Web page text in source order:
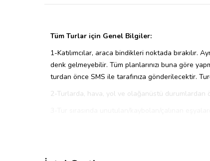
Tüm Turlar için Genel Bilgiler:
1-Katılımcılar, araca bindikleri noktada bırakılır.
denk gelmeyebilir. Tüm planlarınızı buna göre
turdan önce SMS ile tarafınıza gönderilecektir.
2-Turlarda, hava, yol ve olağanüstü durumlardan
5-Yerel otoriteler tarafından gezilmesine/